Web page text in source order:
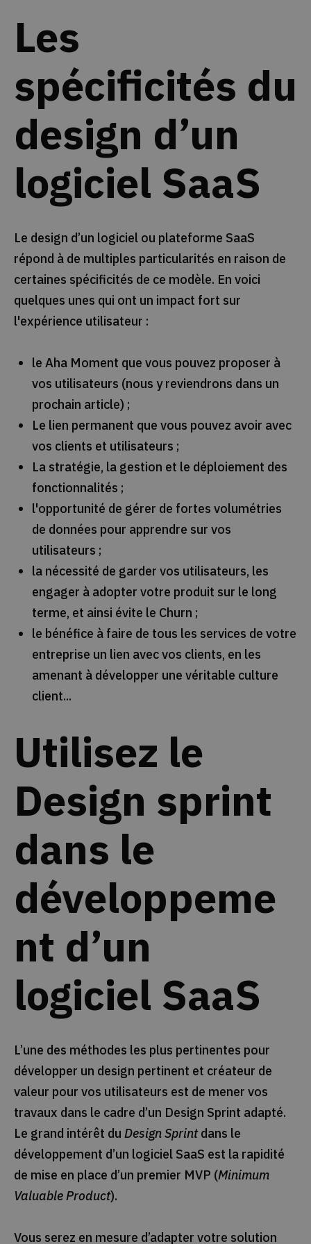
Les
spécificités du
design d’un
logiciel SaaS
Le design d’un logiciel ou plateforme SaaS
répond à de multiples particularités en raison de
certaines spécificités de ce modèle. En voici
quelques unes qui ont un impact fort sur
l'expérience utilisateur :
le Aha Moment que vous pouvez proposer à
vos utilisateurs (nous y reviendrons dans un
prochain article) ;
Le lien permanent que vous pouvez avoir avec
vos clients et utilisateurs ;
La stratégie, la gestion et le déploiement des
fonctionnalités ;
l'opportunité de gérer de fortes volumétries
de données pour apprendre sur vos
utilisateurs ;
la nécessité de garder vos utilisateurs, les
engager à adopter votre produit sur le long
terme, et ainsi évite le Churn ;
le bénéfice à faire de tous les services de votre
entreprise un lien avec vos clients, en les
amenant à développer une véritable culture
client...
Utilisez le
Design sprint
dans le
développeme
nt d’un
logiciel SaaS
L’une des méthodes les plus pertinentes pour
développer un design pertinent et créateur de
valeur pour vos utilisateurs est de mener vos
travaux dans le cadre d’un Design Sprint adapté.
Le grand intérêt du Design Sprintdans le
développement d’un logiciel SaaS est la rapidité
de mise en place d’un premier MVP (Minimum
Valuable Product).
Vous serez en mesure d’adapter votre solution